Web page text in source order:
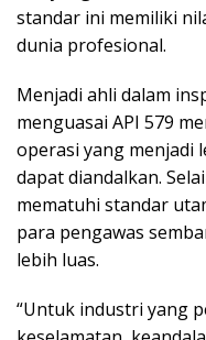
standar ini memiliki
dunia profesional.
Menjadi ahli dalam
menguasai API 579
operasi yang menjadi
dapat diandalkan.
mematuhi standar
para pengawas
lebih luas.
“Untuk industri yang